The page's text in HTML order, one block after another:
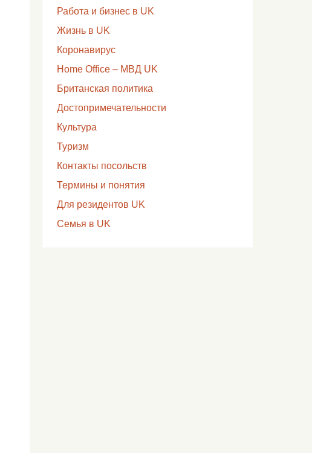
Работа и бизнес в UK
Жизнь в UK
Коронавирус
Home Office – МВД UK
Британская политика
Достопримечательности
Культура
Туризм
Контакты посольств
Термины и понятия
Для резидентов UK
Семья в UK